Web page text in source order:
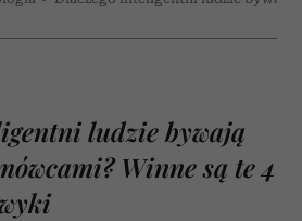
ludzie bywają
Winne są te 4